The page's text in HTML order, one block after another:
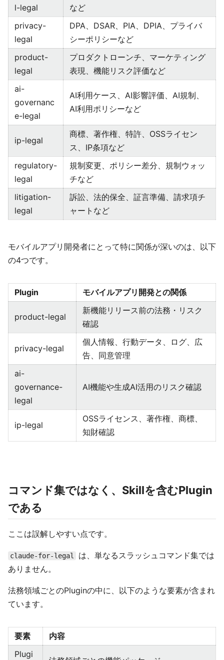
l-legal
など
privacy-
legal
DPA、DSAR、PIA、DPIA、プライバ
シーポリシーなど
product-
legal
プロダクトローンチ、マーケティング
表現、機能リスク評価など
ai-
governanc
e-legal
AI利用ケース、AI影響評価、AI規制、
AI利用ポリシーなど
ip-legal
商標、著作権、特許、OSSライセン
ス、IP条項など
regulatory-
legal
規制変更、ポリシー差分、規制ウォッ
チなど
litigation-
legal
訴訟、法的保全、証言準備、請求項チ
ャートなど
モバイルアプリ開発者にとって特に関係が深いのは、以下
の4つです。
Plugin モバイルアプリ開発との関係
product-legal
新機能リリース前の法務・リスク
確認
privacy-legal
個人情報、行動データ、ログ、広
告、同意管理
ai-
governance-
legal
AI機能や生成AI活用のリスク確認
ip-legal
OSSライセンス、著作権、商標、
知財確認
コマンド集ではなく、Skillを含むPlugin
である
ここは誤解しやすい点です。
claude-for-legal
は、単なるスラッシュコマンド集では
ありません。
法務領域ごとのPluginの中に、以下のような要素が含まれ
ています。
要素
内容
Plugi